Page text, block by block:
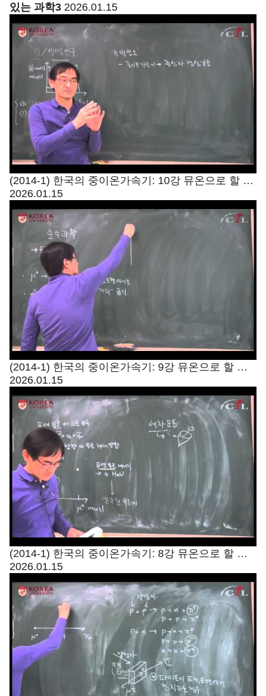
있는 과학3 2026.01.15
(2014-1) 한국의 중이온가속기: 10강 뮤온으로 할 수
있는 과학3
2026.01.15
(2014-1) 한국의 중이온가속기: 9강 뮤온으로 할 수
있는 과학2
2026.01.15
(2014-1) 한국의 중이온가속기: 8강 뮤온으로 할 수
있는 과학1
2026.01.15